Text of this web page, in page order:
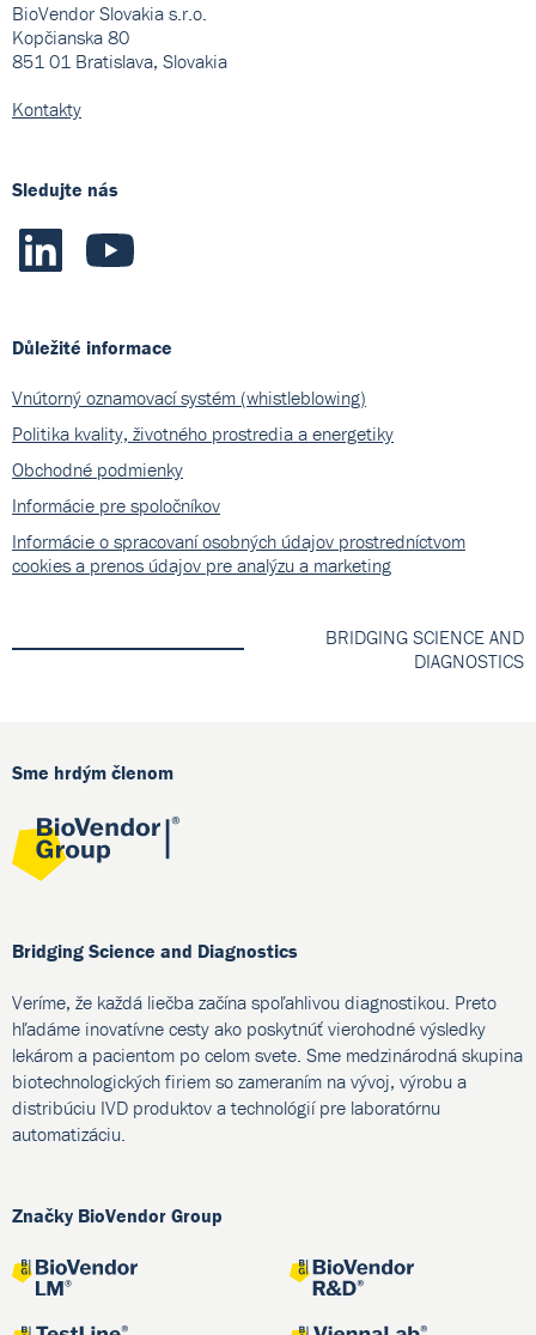
BioVendor Slovakia s.r.o.
Kopčianska 80
851 01 Bratislava, Slovakia
Kontakty
Sledujte nás
Důležité informace
Vnútorný oznamovací systém (whistleblowing)
Politika kvality, životného prostredia a energetiky
Obchodné podmienky
Informácie pre spoločníkov
Informácie o spracovaní osobných údajov prostredníctvom
cookies a prenos údajov pre analýzu a marketing
BRIDGING SCIENCE AND
DIAGNOSTICS
Sme hrdým členom
Bridging Science and Diagnostics
Veríme, že každá liečba začína spoľahlivou diagnostikou. Preto
hľadáme inovatívne cesty ako poskytnúť vierohodné výsledky
lekárom a pacientom po celom svete. Sme medzinárodná skupina
biotechnologických firiem so zameraním na vývoj, výrobu a
distribúciu IVD produktov a technológií pre laboratórnu
automatizáciu.
Značky BioVendor Group